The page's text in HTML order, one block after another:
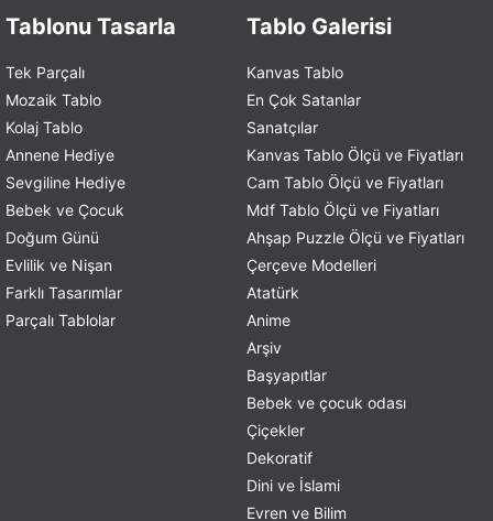
Tablonu Tasarla
Tek Parçalı
Mozaik Tablo
Kolaj Tablo
Annene Hediye
Sevgiline Hediye
Bebek ve Çocuk
Doğum Günü
Evlilik ve Nişan
Farklı Tasarımlar
Parçalı Tablolar
Tablo Galerisi
Kanvas Tablo
En Çok Satanlar
Sanatçılar
Kanvas Tablo Ölçü ve Fiyatları
Cam Tablo Ölçü ve Fiyatları
Mdf Tablo Ölçü ve Fiyatları
Ahşap Puzzle Ölçü ve Fiyatları
Çerçeve Modelleri
Atatürk
Anime
Arşiv
Başyapıtlar
Bebek ve çocuk odası
Çiçekler
Dekoratif
Dini ve İslami
Evren ve Bilim